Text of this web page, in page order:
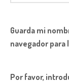
Guarda mi
navegador para
Por favor,